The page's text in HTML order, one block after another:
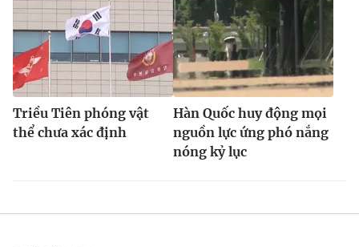
Triều Tiên phóng vật
thể chưa xác định
Hàn Quốc huy động mọi
nguồn lực ứng phó nắng
nóng kỷ lục